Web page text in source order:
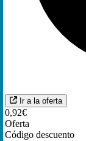
Ir a la oferta
0,92€
Oferta
Código descuento